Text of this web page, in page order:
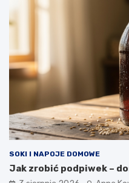
SOKI I NAPOJE DOMOWE
Jak zrobić podpiwek –